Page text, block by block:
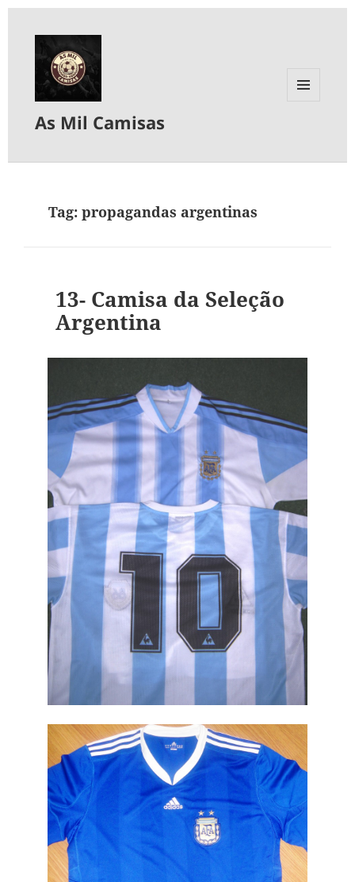
As Mil Camisas
Tag:propagandas argentinas
13- Camisa da Seleção
Argentina